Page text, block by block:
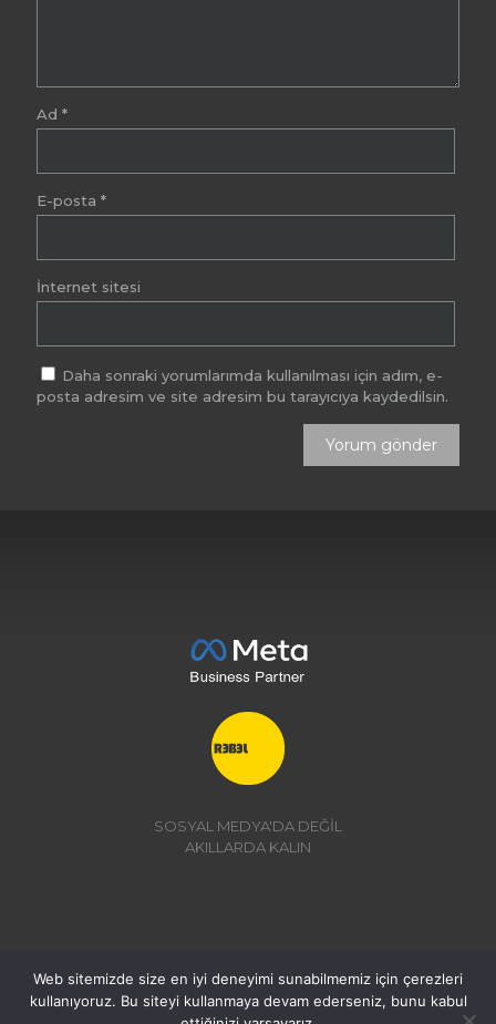
Ad *
E-posta *
İnternet sitesi
Daha sonraki yorumlarımda kullanılması için adım, e-
posta adresim ve site adresim bu tarayıcıya kaydedilsin.
SOSYAL MEDYA'DA DEĞİL
AKILLARDA KALIN
© 2026 | REBEL MEDYA
Web sitemizde size en iyi deneyimi sunabilmemiz için çerezleri
kullanıyoruz. Bu siteyi kullanmaya devam ederseniz, bunu kabul